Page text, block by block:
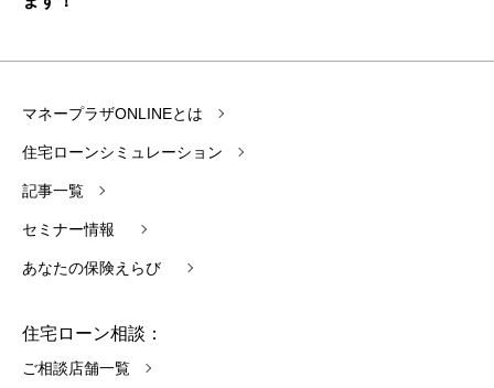
マネープラザONLINEとは
住宅ローンシミュレーション
記事一覧
セミナー情報
あなたの保険えらび
住宅ローン相談：
ご相談店舗一覧